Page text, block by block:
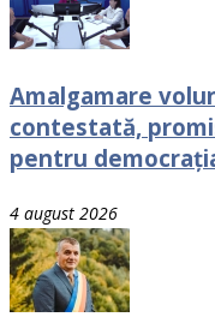
Amalgamare
contestată,
pentru
4 august 2026